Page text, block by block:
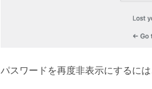
パスワードを再度非表示にするに